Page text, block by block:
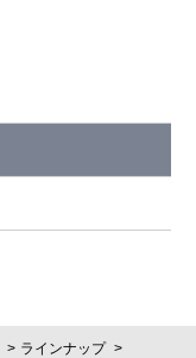
ラインナップ